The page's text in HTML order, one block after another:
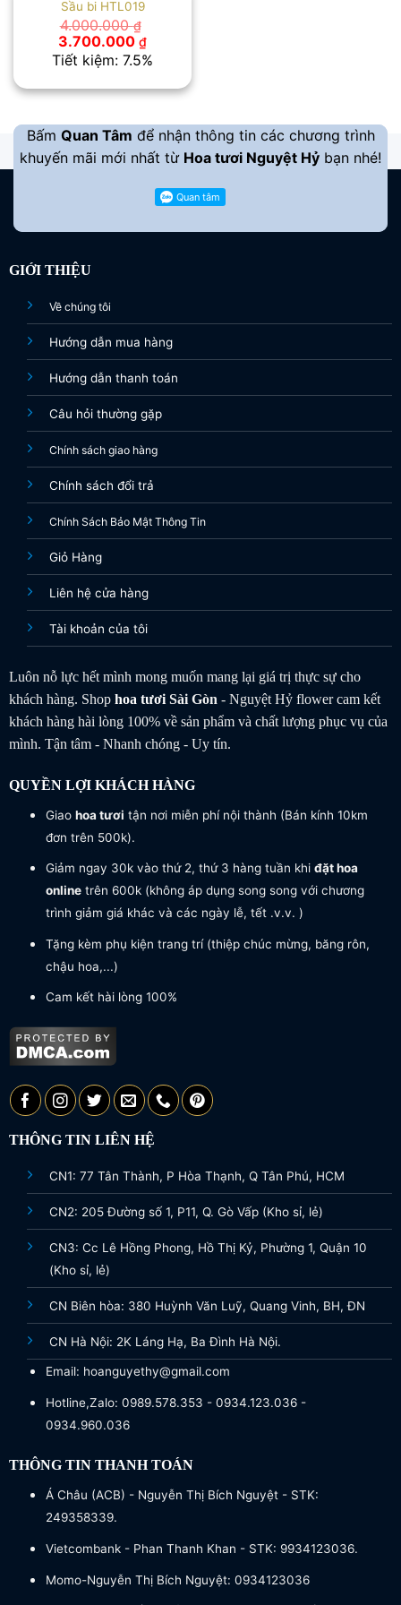
Sầu bi HTL019
4.000.000₫
Giá
gốc
là:
3.700.000 ₫Giá
hiện
tại
3.700.000 ₫.
Tiết kiệm: 7.5%
Bấm Quan Tâm để nhận thông tin các chương trình
khuyến mãi mới nhất từ Hoa tươi Nguyệt Hỷ bạn nhé!
GIỚI THIỆU
Về chúng tôi
Hướng dẫn mua hàng
Hướng dẫn thanh toán
Câu hỏi thường gặp
Chính sách giao hàng
Chính sách đổi trả
Chính Sách Bảo Mật Thông Tin
Giỏ Hàng
Liên hệ cửa hàng
Tài khoản của tôi
Luôn nỗ lực hết mình mong muốn mang lại giá trị thực sự cho
khách hàng. Shop hoa tươiSài Gòn - Nguyệt Hỷ flower cam kết
khách hàng hài lòng 100% về sản phẩm và chất lượng phục vụ của
mình. Tận tâm - Nhanh chóng - Uy tín.
QUYỀN LỢI KHÁCH HÀNG
Giao hoa tươi tận nơi miễn phí nội thành (Bán kính 10km
đơn trên 500k).
Giảm ngay 30k vào thứ 2, thứ 3 hàng tuần khi đặt hoa
onlinetrên 600k (không áp dụng song song với chương
trình giảm giá khác và các ngày lễ, tết .v.v. )
Tặng kèm phụ kiện trang trí (thiệp chúc mừng, băng rôn,
chậu hoa,...)
Cam kết hài lòng 100%
THÔNG TIN LIÊN HỆ
CN1: 77 Tân Thành, P Hòa Thạnh, Q Tân Phú, HCM
CN2: 205 Đường số 1, P11, Q. Gò Vấp (Kho sỉ, lẻ)
CN3: Cc Lê Hồng Phong, Hồ Thị Kỷ, Phường 1, Quận 10
(Kho sỉ, lẻ)
CN Biên hòa: 380 Huỳnh Văn Luỹ, Quang Vinh, BH, ĐN
CN Hà Nội: 2K Láng Hạ, Ba Đình Hà Nội.
Email: hoanguyethy@gmail.com
Hotline,Zalo: 0989.578.353 - 0934.123.036 -
0934.960.036
THÔNG TIN THANH TOÁN
Á Châu (ACB) - Nguyễn Thị Bích Nguyệt - STK:
249358339.
Vietcombank - Phan Thanh Khan - STK: 9934123036.
Momo-Nguyễn Thị Bích Nguyệt: 0934123036